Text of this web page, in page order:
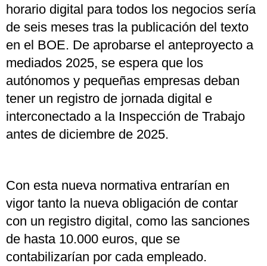
horario digital para todos los negocios sería
de seis meses tras la publicación del texto
en el BOE. De aprobarse el anteproyecto a
mediados 2025, se espera que los
autónomos y pequeñas empresas deban
tener un registro de jornada digital e
interconectado a la Inspección de Trabajo
antes de diciembre de 2025.
Con esta nueva normativa entrarían en
vigor tanto la nueva obligación de contar
con un registro digital, como las sanciones
de hasta 10.000 euros, que se
contabilizarían por cada empleado.